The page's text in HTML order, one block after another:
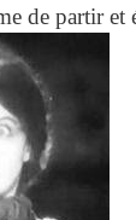
de partir et